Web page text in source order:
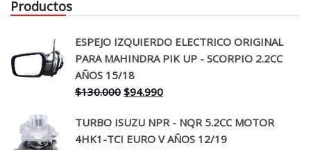
Productos
ESPEJO IZQUIERDO ELECTRICO ORIGINAL
PARA MAHINDRA PIK UP - SCORPIO 2.2CC
AÑOS 15/18
$130.000 El
original
era:
$94.990El
actual
es:
TURBO ISUZU NPR - NQR 5.2CC MOTOR
4HK1-TCI EURO V AÑOS 12/19